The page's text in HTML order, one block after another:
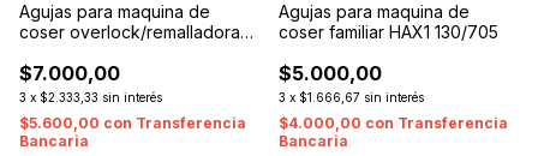
Agujas para maquina de
coser overlock/remalladora
$7.000,00
3 x $2.333,33 sin interés
$5.600,00 con Transferencia
Bancaria
Agujas para maquina de
coser familiar HAX1 130/705
$5.000,00
3 x $1.666,67 sin interés
$4.000,00 con Transferencia
Bancaria